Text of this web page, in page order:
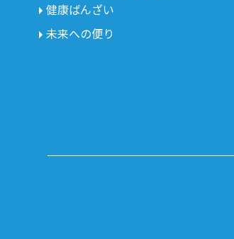
健康ばんざい
未来への便り